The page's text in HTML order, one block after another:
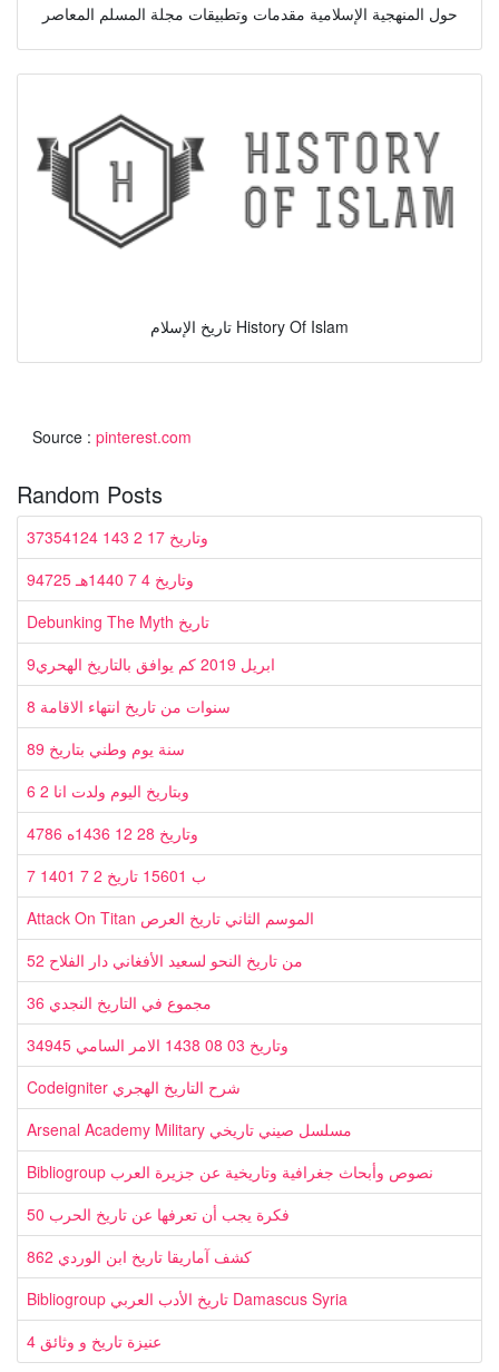
حول المنهجية الإسلامية مقدمات وتطبيقات مجلة المسلم المعاصر
تاريخ الإسلام History Of Islam
Source : pinterest.com
Random Posts
37354124 وتاريخ 17 2 143
94725 وتاريخ 4 7 1440هـ
Debunking The Myth تاريخ
9ابريل 2019 كم يوافق بالتاريخ الهحري
8 سنوات من تاريخ انتهاء الاقامة
89 سنة يوم وطني بتاريخ
6 2 وبتاريخ اليوم ولدت انا
4786 وتاريخ 28 12 1436ه
7 ب 15601 تاريخ 2 7 1401
Attack On Titan الموسم الثاني تاريخ العرص
52 من تاريخ النحو لسعيد الأفغاني دار الفلاح
36 مجموع في التاريخ النجدي
34945 وتاريخ 03 08 1438 الامر السامي
Codeigniter شرح التاريخ الهجري
Arsenal Academy Military مسلسل صيني تاريخي
Bibliogroup نصوص وأبحاث جغرافية وتاريخية عن جزيرة العرب
50 فكرة يجب أن تعرفها عن تاريخ الحرب
862 كشف آماريقا تاريخ ابن الوردي
Bibliogroup تاريخ الأدب العربي Damascus Syria
4 عنيزة تاريخ و وثائق